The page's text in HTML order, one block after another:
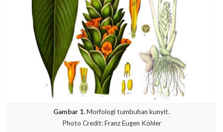
Gambar 1.Morfologi tumbuhan kunyit.
Photo Credit: Franz Eugen Köhler